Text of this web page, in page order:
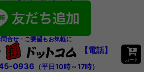
問合せ・ご要望もお気軽に
【電話】
0936 （平日10時～17時）
カート